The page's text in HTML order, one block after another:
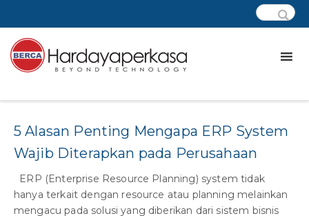
5 Alasan Penting Mengapa ERP System
Wajib Diterapkan pada Perusahaan
ERP (Enterprise Resource Planning) system tidak
hanya terkait dengan resource atau planning melainkan
mengacu pada solusi yang diberikan dari sistem bisnis